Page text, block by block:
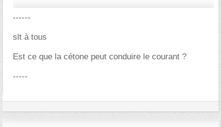
------
slt à tous
Est ce que la cétone peut conduire le courant ?
-----